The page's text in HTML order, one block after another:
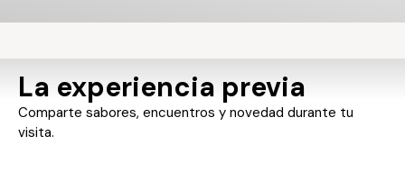
La experiencia previa
Comparte sabores, encuentros y novedad durante tu
visita.